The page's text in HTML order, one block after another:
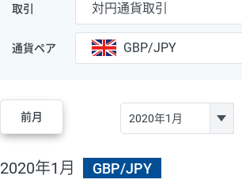
取引 対円通貨取引
通貨ペア GBP/JPY
前月
2020年1月 GBP/JPY